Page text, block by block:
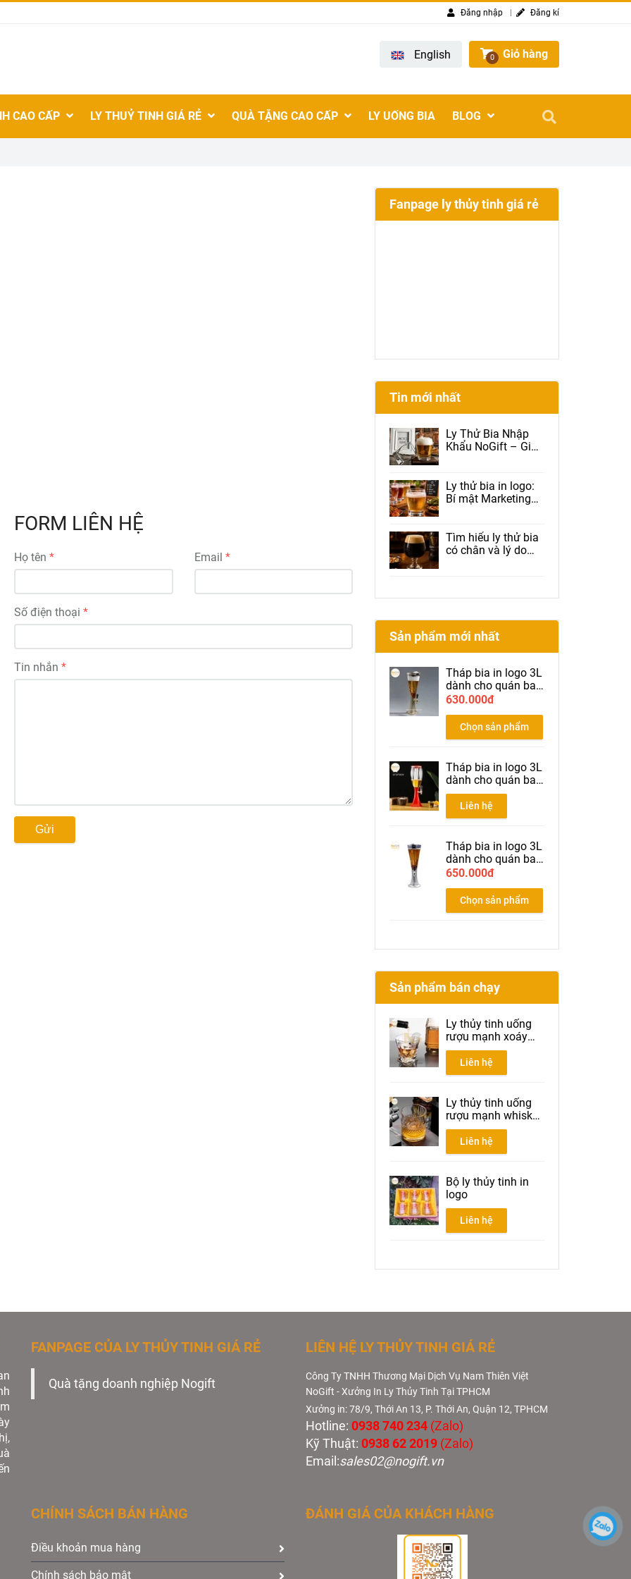
FORM LIÊN HỆ
Họ tên Email
Số điện thoại
Tin nhắn
Gửi
Fanpage ly thủy tinh giá rẻ
Tin mới nhất
Ly Thử Bia Nhập
Khẩu NoGift – Giải
Dùng
Ly thử bia in logo:
Bí mật Marketing
Check-in và giữ
chân khách hàng
Tìm hiểu ly thử bia
có chân và lý do
Sản phẩm mới nhất
Tháp bia in logo 3L
dành cho quán bar
nhà hàng bia màu
630.000đ
Chọn sản phẩm
Tháp bia in logo 3L
dành cho quán bar
nhà hàng bia màu
Liên hệ
Tháp bia in logo 3L
dành cho quán bar
nhà hàng bia màu
650.000đ
Chọn sản phẩm
Sản phẩm bán chạy
Ly thủy tinh uống
rượu mạnh xoáy
300ml
Liên hệ
Ly thủy tinh uống
rượu mạnh whisky
300ml
Liên hệ
Bộ ly thủy tinh in
logo
Liên hệ
Đăng nhập Đăng kí
English 0 Giỏ hàng
CAO CẤP LY THUỶ TINH GIÁ RẺ QUÀ TẶNG CAO CẤP LY UỐNG BIA BLOG
FANPAGE CỦA LY THỦY TINH GIÁ RẺ
Quà tặng doanh nghiệp Nogift
LIÊN HỆ LY THỦY TINH GIÁ RẺ
Công Ty TNHH Thương Mại Dịch Vụ Nam Thiên Việt
NoGift - Xưởng In Ly Thủy Tinh Tại TPHCM
Xưởng in: 78/9, Thới An 13, P. Thới An, Quận 12, TPHCM
Hotline: 0938 740 234 (Zalo)
Kỹ Thuật: 0938 62 2019 (Zalo)
Email:sales02@nogift.vn
CHÍNH SÁCH BÁN HÀNG
Điều khoản mua hàng
Chính sách bảo mật
ĐÁNH GIÁ CỦA KHÁCH HÀNG